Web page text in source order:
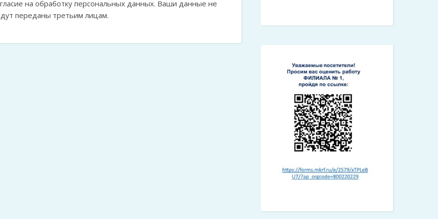
на обработку персональных данных. Ваши данные не
переданы третьим лицам.